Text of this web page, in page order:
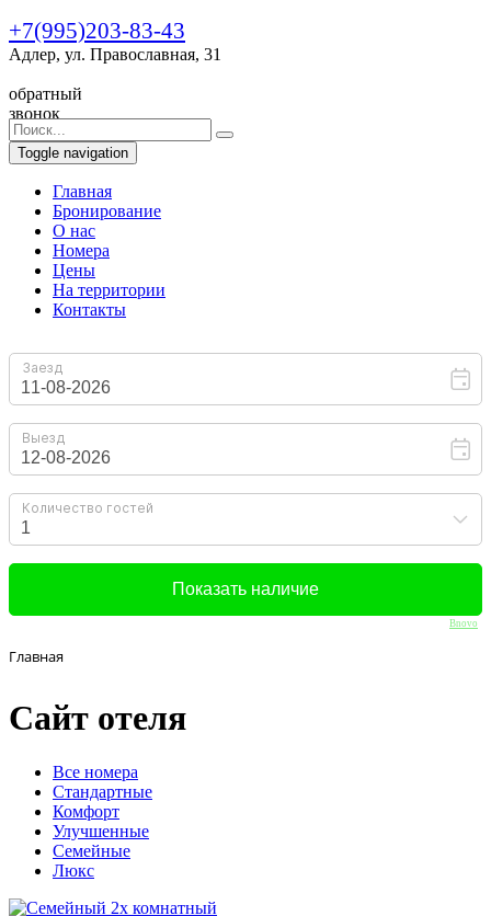
+7(995)203-83-43
Адлер, ул. Православная, 31
обратный
звонок
Toggle navigation
Главная
Бронирование
O нас
Номера
Цены
На территории
Контакты
Bnovo
Главная
Сайт отеля
Вcе номера
Стандартные
Комфорт
Улучшенные
Семейные
Люкс